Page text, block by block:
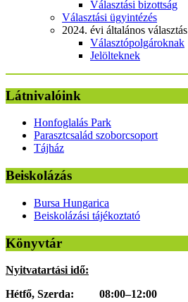
Választási bizottság
Választási ügyintézés
2024. évi általános választás
Választópolgároknak
Jelölteknek
Látnivalóink
Honfoglalás Park
Parasztcsalád szoborcsoport
Tájház
Beiskolázás
Bursa Hungarica
Beiskolázási tájékoztató
Könyvtár
Nyitvatartási idő:
Hétfő, Szerda: 08:00–12:00